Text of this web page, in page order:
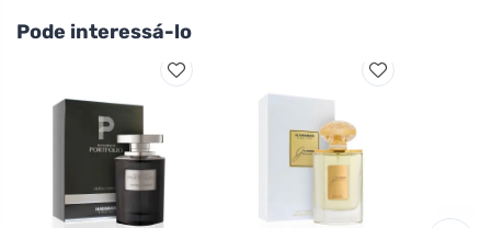
Pode interessá-lo